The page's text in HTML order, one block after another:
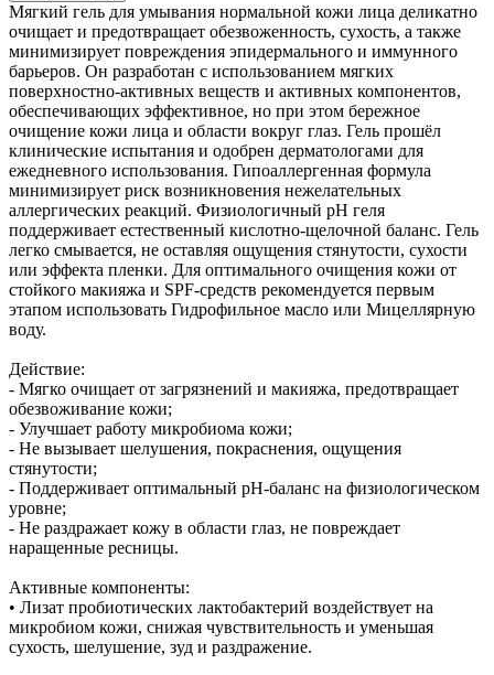
Мягкий гель для умывания нормальной кожи лица деликатно
очищает и предотвращает обезвоженность, сухость, а также
минимизирует повреждения эпидермального и иммунного
барьеров. Он разработан с использованием мягких
поверхностно-активных веществ и активных компонентов,
обеспечивающих эффективное, но при этом бережное
очищение кожи лица и области вокруг глаз. Гель прошёл
клинические испытания и одобрен дерматологами для
ежедневного использования. Гипоаллергенная формула
минимизирует риск возникновения нежелательных
аллергических реакций. Физиологичный pH геля
поддерживает естественный кислотно-щелочной баланс. Гель
легко смывается, не оставляя ощущения стянутости, сухости
или эффекта пленки. Для оптимального очищения кожи от
стойкого макияжа и SPF-средств рекомендуется первым
этапом использовать Гидрофильное масло или Мицеллярную
воду.
Действие:
- Мягко очищает от загрязнений и макияжа, предотвращает
обезвоживание кожи;
- Улучшает работу микробиома кожи;
- Не вызывает шелушения, покраснения, ощущения
стянутости;
- Поддерживает оптимальный pH-баланс на физиологическом
уровне;
- Не раздражает кожу в области глаз, не повреждает
наращенные ресницы.
Активные компоненты:
• Лизат пробиотических лактобактерий воздействует на
микробиом кожи, снижая чувствительность и уменьшая
сухость, шелушение, зуд и раздражение.